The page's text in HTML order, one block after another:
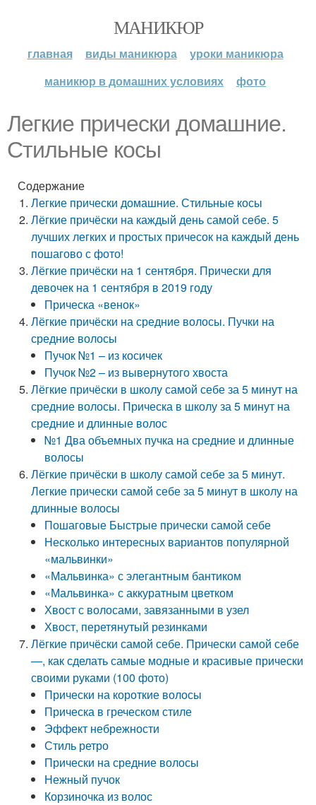
МАНИКЮР
главная виды маникюра
уроки маникюра
маникюр в домашних условиях
фото
Легкие прически домашние.
Стильные косы
Содержание
Легкие прически домашние. Стильные косы
Лёгкие причёски на каждый день самой себе. 5
лучших легких и простых причесок на каждый день
пошагово с фото!
Лёгкие причёски на 1 сентября. Прически для
девочек на 1 сентября в 2019 году
Прическа «венок»
Лёгкие причёски на средние волосы. Пучки на
средние волосы
Пучок №1 – из косичек
Пучок №2 – из вывернутого хвоста
Лёгкие причёски в школу самой себе за 5 минут на
средние волосы. Прическа в школу за 5 минут на
средние и длинные волос
№1 Два объемных пучка на средние и длинные
волосы
Лёгкие причёски в школу самой себе за 5 минут.
Легкие прически самой себе за 5 минут в школу на
длинные волосы
Пошаговые Быстрые прически самой себе
Несколько интересных вариантов популярной
«мальвинки»
«Мальвинка» с элегантным бантиком
«Мальвинка» с аккуратным цветком
Хвост с волосами, завязанными в узел
Хвост, перетянутый резинками
Лёгкие причёски самой себе. Прически самой себе
—, как сделать самые модные и красивые прически
своими руками (100 фото)
Прически на короткие волосы
Прическа в греческом стиле
Эффект небрежности
Стиль ретро
Прически на средние волосы
Нежный пучок
Корзиночка из волос